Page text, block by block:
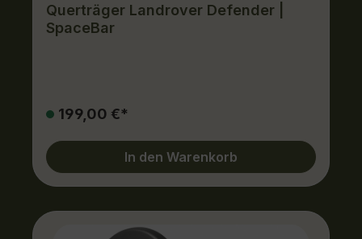
Querträger Landrover Defender |
SpaceBar
199,00 €*
In den Warenkorb